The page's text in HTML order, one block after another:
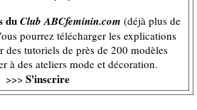
duClub ABCfeminin.com (déjà plus de
pourrez télécharger les explications
des tutoriels de près de 200 modèles
à des ateliers mode et décoration.
>>> S'inscrire